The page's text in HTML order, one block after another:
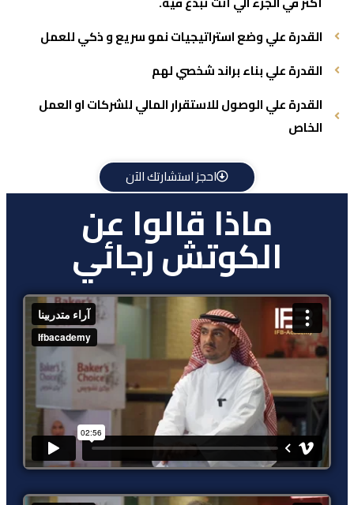
القدرة علي وضع استراتيجيات نمو سريع و ذكي للعمل
القدرة علي بناء براند شخصي لهم
القدرة علي الوصول للاستقرار المالي للشركات او العمل
الخاص
احجز استشارتك الآن
ماذا قالوا عن
الكوتش رجائي